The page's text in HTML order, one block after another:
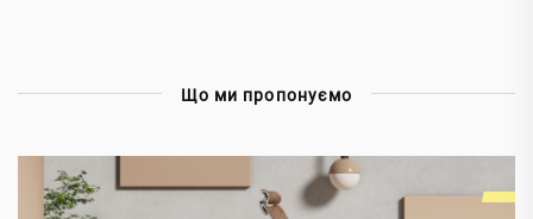
Що ми пропонуємо